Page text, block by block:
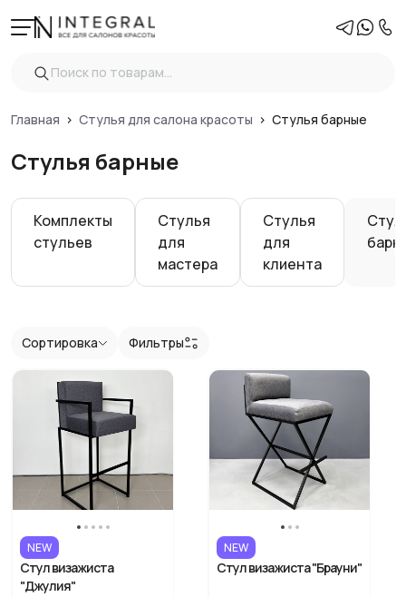
Главная Стулья для салона красоты Стулья барные
Стулья барные
Комплекты
стульев
Стулья
для
мастера
Стулья
для
клиента
Очистить
Вид
Показать
Сортировка Фильтры
NEW
Стул визажиста
"Джулия"
NEW
Стул визажиста "Брауни"